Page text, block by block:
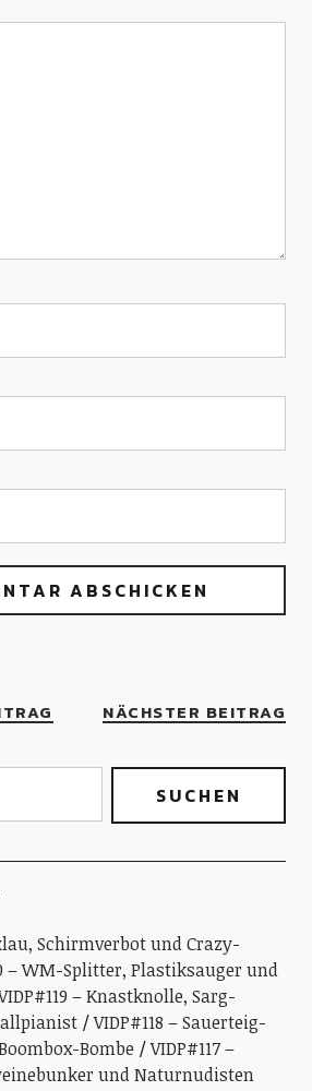
NÄCHSTER BEITRAG
Schirmverbot und Crazy-
– WM-Splitter, Plastiksauger und
– Knastknolle, Sarg-
VIDP#118 – Sauerteig-
Bombe
VIDP#117 –
und Naturnudisten